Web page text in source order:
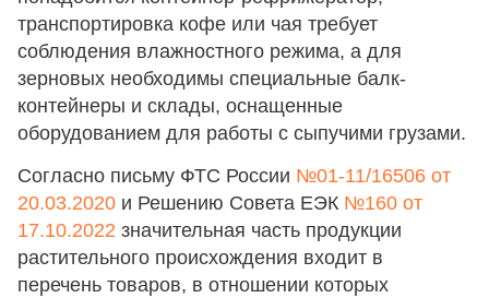
транспортировка кофе или чая требует
соблюдения влажностного режима, а для
зерновых необходимы специальные балк-
контейнеры и склады, оснащенные
оборудованием для работы с сыпучими грузами.
Согласно письму ФТС России №01-11/16506 от
20.03.2020 и Решению Совета ЕЭК №160 от
17.10.2022 значительная часть продукции
растительного происхождения входит в
перечень товаров, в отношении которых